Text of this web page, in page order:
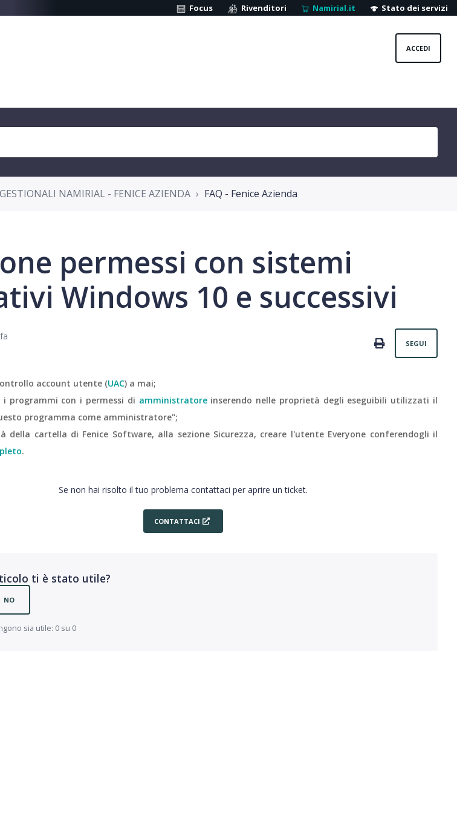
Focus Rivenditori Namirial.it Stato dei servizi
ACCEDI
NAMIRIAL - FENICE AZIENDA FAQ - Fenice Azienda
permessi con sistemi
Windows 10 e successivi
PRINT
SEGUI
account utente (UAC) a mai;
programmi con i permessi di amministratoreinserendo nelle proprietà degli eseguibili utilizzati il
programma come amministratore";
della cartella di Fenice Software, alla sezione Sicurezza, creare l'utente Everyone conferendogli il
.
Se non hai risolto il tuo problema contattaci per aprire un ticket.
CONTATTACI
ti è stato utile?
NO
sia utile: 0 su 0